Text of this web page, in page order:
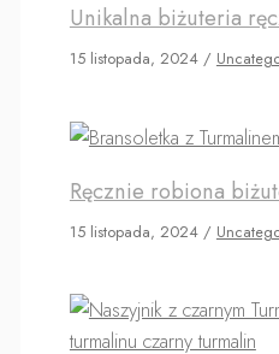
Unikalna biżuteria
15 listopada, 2024 /
Ręcznie robiona
15 listopada, 2024 /